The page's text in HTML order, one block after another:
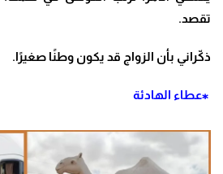
تقصد.
ذكّراني بأن الزواج قد يكون وطنًا صغيرًا.
⁎عطاء الهادئة